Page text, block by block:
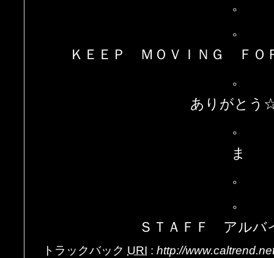
。
。
ＫＥＥＰ ＭＯＶＩＮＧ ＦＯ
。
ありがとう
。
ま
。
。
ＳＴＡＦＦ アル
トラックバック URI : http://